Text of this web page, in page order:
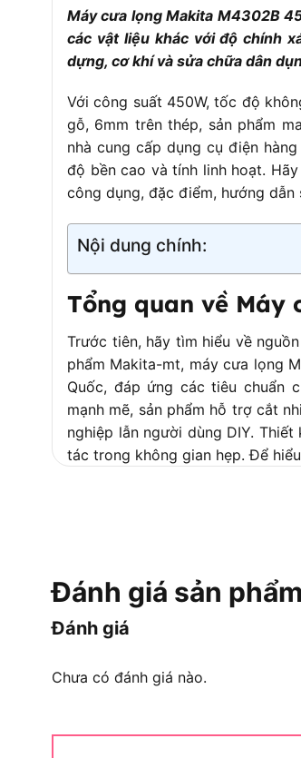
Chiều dài dây điện
Chất liệu vỏ máy
Phụ kiện đi kèm –
Tính năng nổi bật
–
–
–
–
Thời gian bảo hành
Máy cưa lọng Makita M4302B
các vật liệu khác với độ chính
dựng, cơ khí và sửa chữa dân
Với công suất 450W, tốc độ
gỗ, 6mm trên thép, sản phẩm
nhà cung cấp dụng cụ điện
độ bền cao và tính linh hoạt.
công dụng, đặc điểm, hướng
Nội dung chính:
Tổng quan về Máy
Trước tiên, hãy tìm hiểu về
phẩm Makita-mt, máy cưa lọng
Quốc, đáp ứng các tiêu chuẩn
mạnh mẽ, sản phẩm hỗ trợ cắt
nghiệp lẫn người dùng DIY.
tác trong không gian hẹp. Để
Công dụng chính
Cụ thể, Máy cưa lọng Makita
vực. Với khả năng cắt chính
tính thẩm mỹ và độ bền. Dưới
Đánh giá sản phẩm
Đánh giá
Chưa có đánh giá nào.